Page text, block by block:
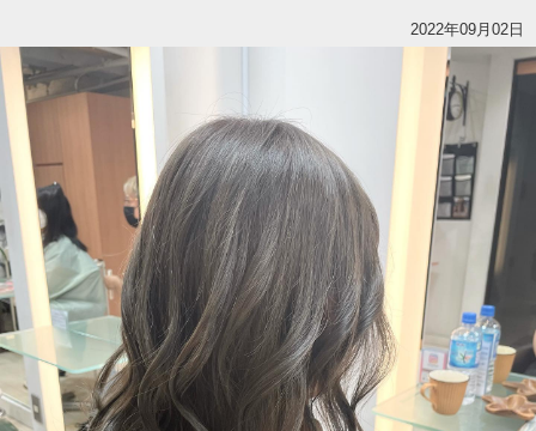
2022年09月02日